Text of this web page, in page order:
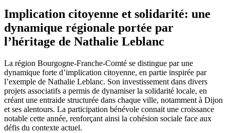
Implication citoyenne et solidarité: une
dynamique régionale portée par
l’héritage de Nathalie Leblanc
La région Bourgogne-Franche-Comté se distingue par une
dynamique forte d’implication citoyenne, en partie inspirée par
l’exemple de Nathalie Leblanc. Son investissement dans divers
projets associatifs a permis de dynamiser la solidarité locale, en
créant une entraide structurée dans chaque ville, notamment à Dijon
et ses alentours. La participation bénévole connait une croissance
notable cette année, renforçant ainsi la cohésion sociale face aux
défis du contexte actuel.